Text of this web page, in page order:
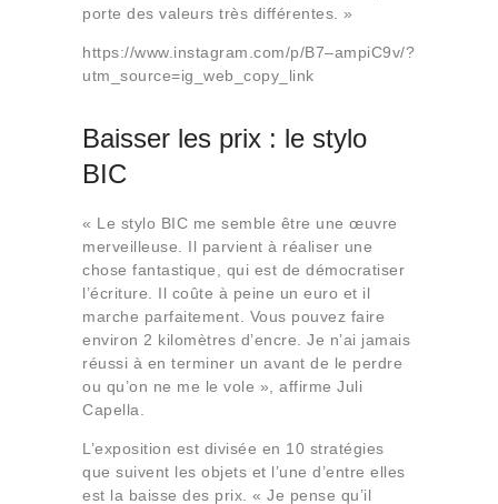
porte des valeurs très différentes. »
https://www.instagram.com/p/B7–ampiC9v/?
utm_source=ig_web_copy_link
Baisser les prix : le stylo
BIC
« Le stylo BIC me semble être une œuvre
merveilleuse. Il parvient à réaliser une
chose fantastique, qui est de démocratiser
l’écriture. Il coûte à peine un euro et il
marche parfaitement. Vous pouvez faire
environ 2 kilomètres d’encre. Je n’ai jamais
réussi à en terminer un avant de le perdre
ou qu’on ne me le vole », affirme Juli
Capella.
L’exposition est divisée en 10 stratégies
que suivent les objets et l’une d’entre elles
est la baisse des prix. « Je pense qu’il